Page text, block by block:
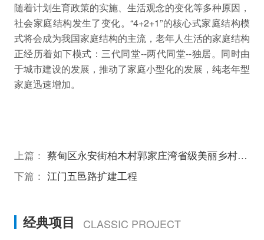
随着计划生育政策的实施、生活观念的变化等多种原因，
社会家庭结构发生了变化。“4+2+1”的核心式家庭结构模
式将会成为我国家庭结构的主流，老年人生活的家庭结构
正经历着如下模式：三代同堂--两代同堂--独居。同时由
于城市建设的发展，推动了家庭小型化的发展，纯老年型
家庭迅速增加。
上篇： 蔡甸区永安街柏木村郭家庄湾省级美丽乡村试点建设项目
下篇： 江门五邑路扩建工程
经典项目 CLASSIC PROJECT